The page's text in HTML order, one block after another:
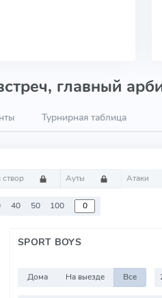
главный
Турнирная таблица
створ Ауты Атаки
40 50 100
SPORT BOYS
Дома На выезде Все